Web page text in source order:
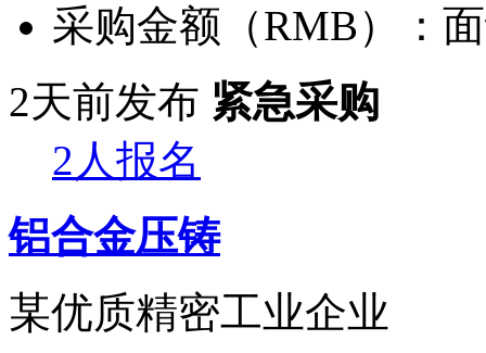
采购金额（RMB）：
2天前发布 紧急采购
2人报名
铝合金压铸
某优质精密工业企业